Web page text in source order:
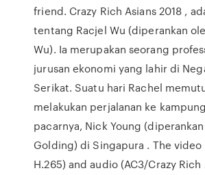
friend. Crazy Rich Asians 2018 ,
tentang Racjel Wu (diperankan
Wu). Ia merupakan seorang
jurusan ekonomi yang lahir di
Serikat. Suatu hari Rachel
melakukan perjalanan ke
pacarnya, Nick Young
Golding) di Singapura . The video
H.265) and audio (AC3/Crazy Rich